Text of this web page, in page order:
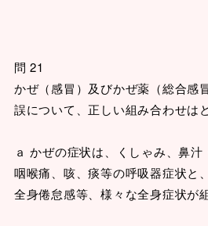
問 21
かぜ（感冒）及びかぜ薬（総合感
誤について、正しい組み合わせは
ａ かぜの症状は、くしゃみ、鼻汁
咽喉痛、咳、痰等の呼吸器症状と
全身倦怠感等、様々な全身症状が